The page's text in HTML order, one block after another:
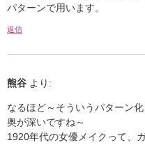
パターンで用います。
返信
熊谷 より:
なるほど～そういうパターン
奥が深いですね～
1920年代の女優メイクって、